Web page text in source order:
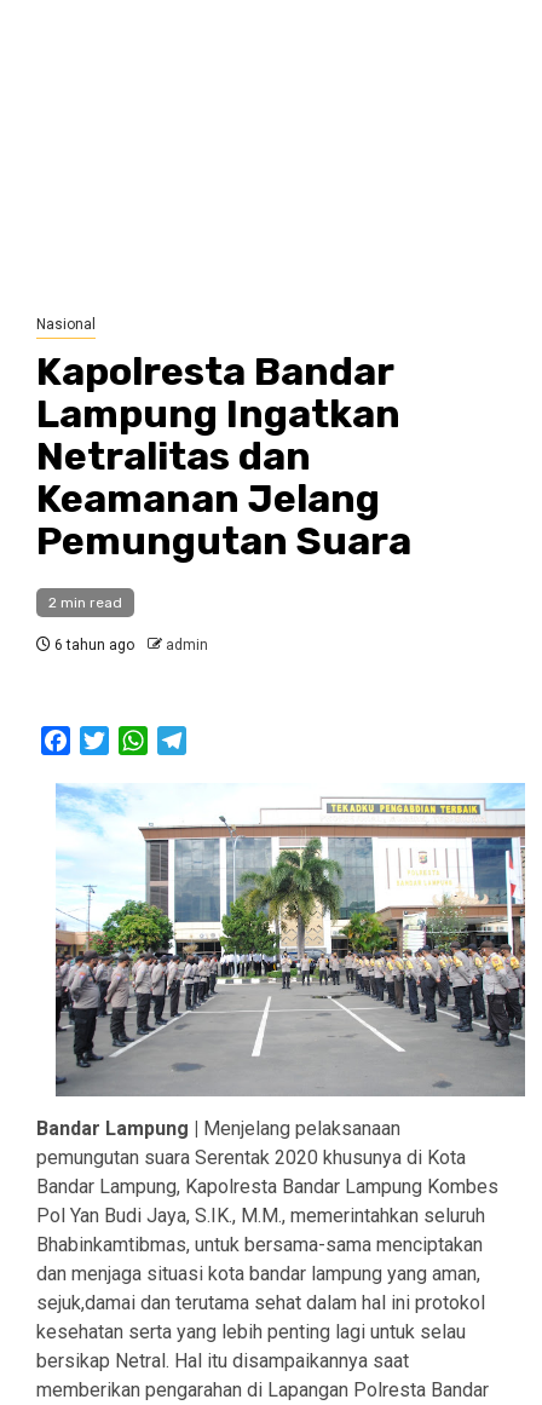
Nasional
Kapolresta Bandar
Lampung Ingatkan
Netralitas dan
Keamanan Jelang
Pemungutan Suara
2 min read
6 tahun ago admin
FacebookTwitterWhatsApp
Bandar Lampung | Menjelang pelaksanaan
pemungutan suara Serentak 2020 khusunya di Kota
Bandar Lampung, Kapolresta Bandar Lampung Kombes
Pol Yan Budi Jaya, S.IK., M.M., memerintahkan seluruh
Bhabinkamtibmas, untuk bersama-sama menciptakan
dan menjaga situasi kota bandar lampung yang aman,
sejuk,damai dan terutama sehat dalam hal ini protokol
kesehatan serta yang lebih penting lagi untuk selau
bersikap Netral. Hal itu disampaikannya saat
memberikan pengarahan di Lapangan Polresta Bandar